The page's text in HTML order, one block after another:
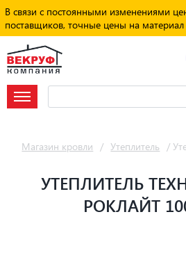
В связи с постоянными изменениями
поставщиков, точные цены на
Магазин кровли / Утеплитель /
УТЕПЛИТЕЛЬ
РОКЛАЙТ